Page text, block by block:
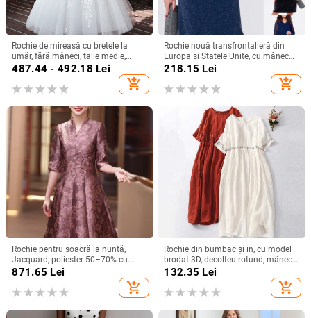
Rochie de mireasă cu bretele la
umăr, fără mâneci, talie medie,
fustă tutu, mătase Mulberry și
487.44 - 492.18 Lei
add_shopping_cart
Rochie nouă transfrontalieră din
Europa și Statele Unite, cu mânecă
lungă, plasă, cusături argintii, cu
guler rotund, industrie grea, fustă
elegantă de calitate la modă
218.15 Lei
add_shopping_cart
Rochie pentru soacră la nuntă,
Jacquard, poliester 50–70% cu
spandex <30%, lungime midi,
primăvara 2025, stil socialite
871.65 Lei
add_shopping_cart
Rochie din bumbac și in, cu model
brodat 3D, decolteu rotund, mâneci
scurte, talie lejeră, croială în linie A,
132.35 Lei
add_shopping_cart